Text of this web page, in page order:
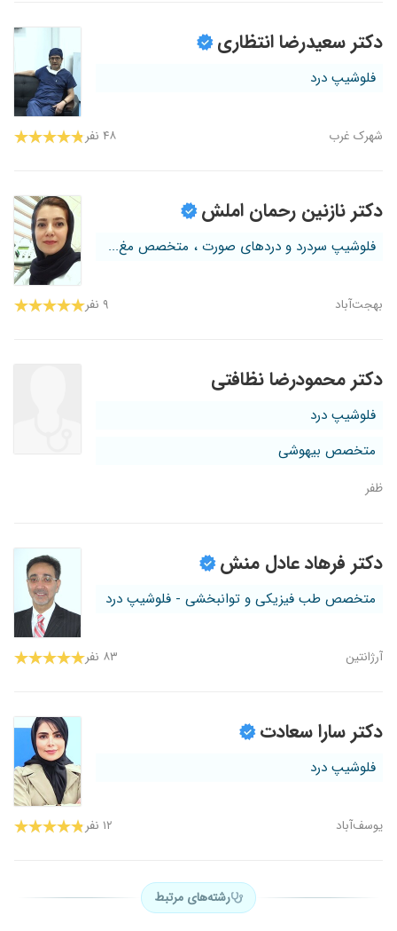
دکتر سعیدرضا انتظاری
فلوشیپ درد
شهرک غرب ۴۸ نفر
دکتر نازنین رحمان املش
فلوشیپ سردرد و دردهای صورت ، متخصص مغ...
بهجت‌آباد ۹ نفر
دکتر محمودرضا نظافتی
فلوشیپ درد
متخصص بیهوشی
ظفر
دکتر فرهاد عادل منش
متخصص طب فیزیکی و توانبخشی - فلوشیپ درد
آرژانتین ۸۳ نفر
دکتر سارا سعادت
فلوشیپ درد
یوسف‌آباد ۱۲ نفر
رشته‌های مرتبط